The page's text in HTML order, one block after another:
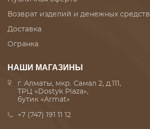
Возврат изделий и денежных средств
Доставка
Огранка
НАШИ МАГАЗИНЫ
г. Алматы, мкр. Самал 2, д.111,
ТРЦ «Dostyk Plaza»,
бутик «Armat»
+7 (747) 191 11 12